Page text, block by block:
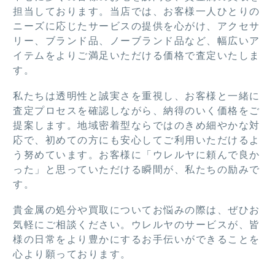
って
いた
だき
あり
ざい
ま
す。
あり
がと
うご
ざい
担当しております。当店では、お客様一人ひとりの
ニーズに応じたサービスの提供を心がけ、アクセサ
リー、ブランド品、ノーブランド品など、幅広いア
イテムをよりご満足いただける価格で査定いたしま
す。
私たちは透明性と誠実さを重視し、お客様と一緒に
査定プロセスを確認しながら、納得のいく価格をご
提案します。地域密着型ならではのきめ細やかな対
応で、初めての方にも安心してご利用いただけるよ
う努めています。お客様に「ウレルヤに頼んで良か
った」と思っていただける瞬間が、私たちの励みで
す。
貴金属の処分や買取についてお悩みの際は、ぜひお
気軽にご相談ください。ウレルヤのサービスが、皆
様の日常をより豊かにするお手伝いができることを
心より願っております。